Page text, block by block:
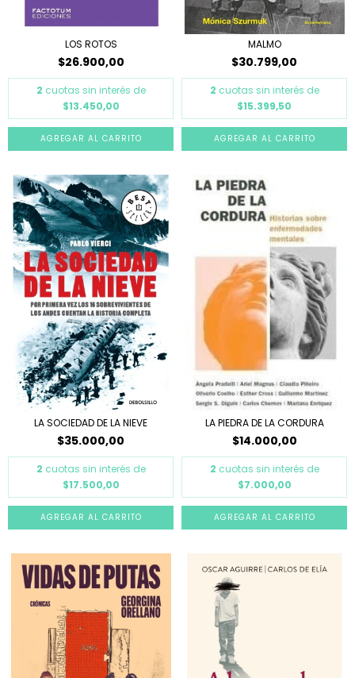
LOS ROTOS
$26.900,00
2 cuotas sin interés de
$13.450,00
MALMO
$30.799,00
2 cuotas sin interés de
$15.399,50
LA SOCIEDAD DE LA NIEVE
$35.000,00
2 cuotas sin interés de
$17.500,00
LA PIEDRA DE LA CORDURA
$14.000,00
2 cuotas sin interés de
$7.000,00